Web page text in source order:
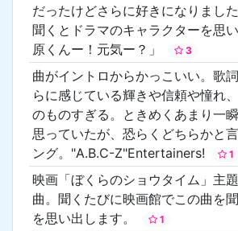
だったけどさらに好きになりまし
聞くとドラマのキャラクターを思
原くんー！元気ー？」
3
曲がイントロからかっこいい。歌
らに感じている輝きや信頼や憧れ
のものすぎる。ときめくあまり一
思っていたが、恐らくどちらかと
ング。"A.B.C-Z"Entertainers!
1
映画「ぼくらのショウタイム」主
曲。聞くたびに映画館でこの曲を
を思い出します。
1